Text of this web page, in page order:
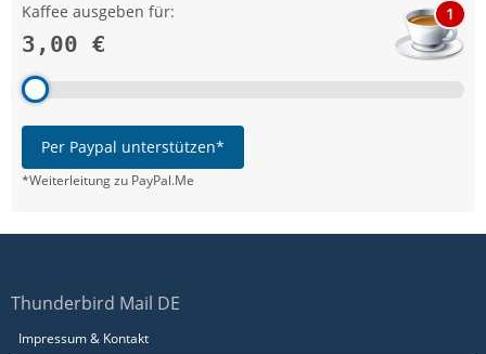
Kaffee ausgeben für:
3,00 €
1
Per Paypal unterstützen*
*Weiterleitung zu PayPal.Me
Thunderbird Mail DE
Impressum & Kontakt